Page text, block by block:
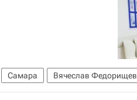
Самара Вячеслав Федорищев